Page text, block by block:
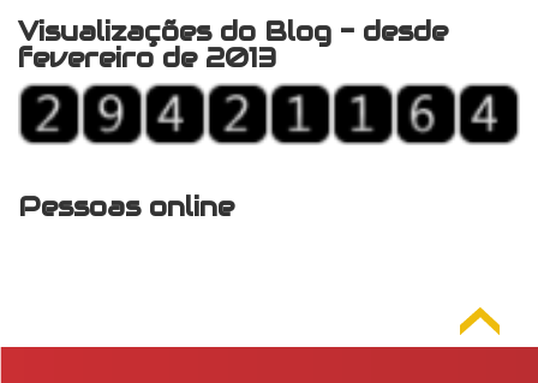
Visualizações do Blog - desde
fevereiro de 2013
Pessoas online